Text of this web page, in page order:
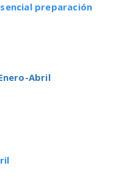
preparación
Abril